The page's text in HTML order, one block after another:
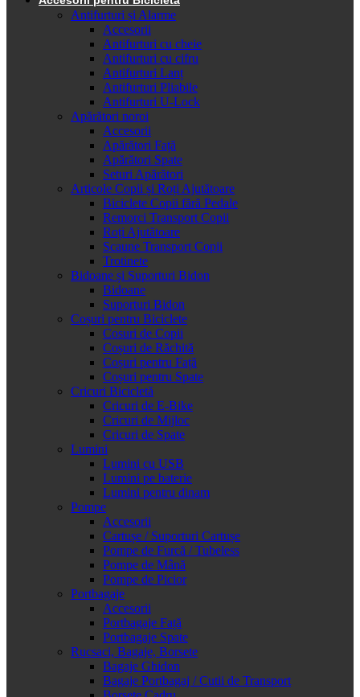
Antifurturi și Alarme
Accesorii
Antifurturi cu cheie
Antifurturi cu cifru
Antifurturi Lanț
Antifurturi Pliabile
Antifurturi U-Lock
Apărători noroi
Accesorii
Apărători Față
Apărători Spate
Seturi Apărători
Articole Copii și Roți Ajutătoare
Biciclete Copii fără Pedale
Remorci Transport Copii
Roți Ajutătoare
Scaune Transport Copii
Trotinete
Bidoane și Suporturi Bidon
Bidoane
Suporturi Bidon
Coșuri pentru Biciclete
Cosuri de Copii
Coșuri de Răchită
Coșuri pentru Față
Coșuri pentru Spate
Cricuri Bicicletă
Cricuri de E-Bike
Cricuri de Mijloc
Cricuri de Spate
Lumini
Lumini cu USB
Lumini pe baterie
Lumini pentru dinam
Pompe
Accesorii
Cartușe / Suporturi Cartușe
Pompe de Furcă / Tubeless
Pompe de Mână
Pompe de Picior
Portbagaje
Accesorii
Portbagaje Față
Portbagaje Spate
Rucsaci, Bagaje, Borsete
Bagaje Ghidon
Bagaje Portbagaj / Cutii de Transport